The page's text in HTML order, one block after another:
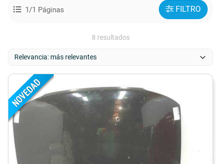
1/1 Páginas FILTRO
8 resultados